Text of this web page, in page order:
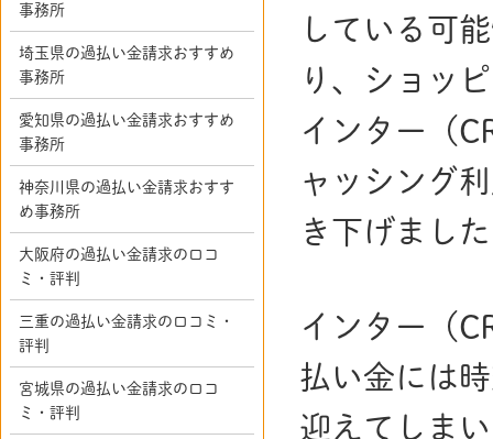
している可
り、ショッ
インター（
ャッシング
き下げまし
インター（
払い金には
迎えてしま
事務所
埼玉県の過払い金請求おすすめ
事務所
愛知県の過払い金請求おすすめ
事務所
神奈川県の過払い金請求おすす
め事務所
大阪府の過払い金請求の口コ
ミ・評判
三重の過払い金請求の口コミ・
評判
宮城県の過払い金請求の口コ
ミ・評判